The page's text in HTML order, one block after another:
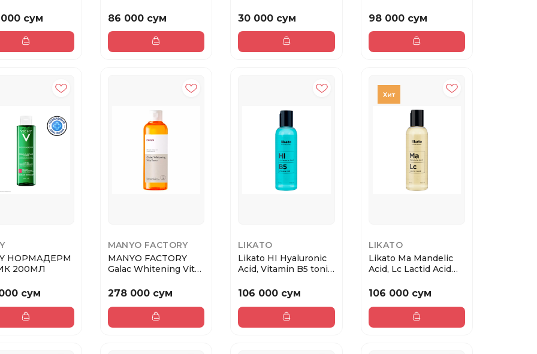
200МЛ
сум
сужени...
86 000 сум
тоник 3в1,...
30 000 сум 98 000 сум
НОРМАДЕРМ
200МЛ
сум
MANYO FACTORY
MANYO FACTORY
Galac Whitening Vita
278 000 сум
LIKATO
Likato HI Hyaluronic
Acid, Vitamin B5 tonic,
106 000 сум
LIKATO
Likato Ma Mandelic
Acid, Lc Lactid Acid
106 000 сум